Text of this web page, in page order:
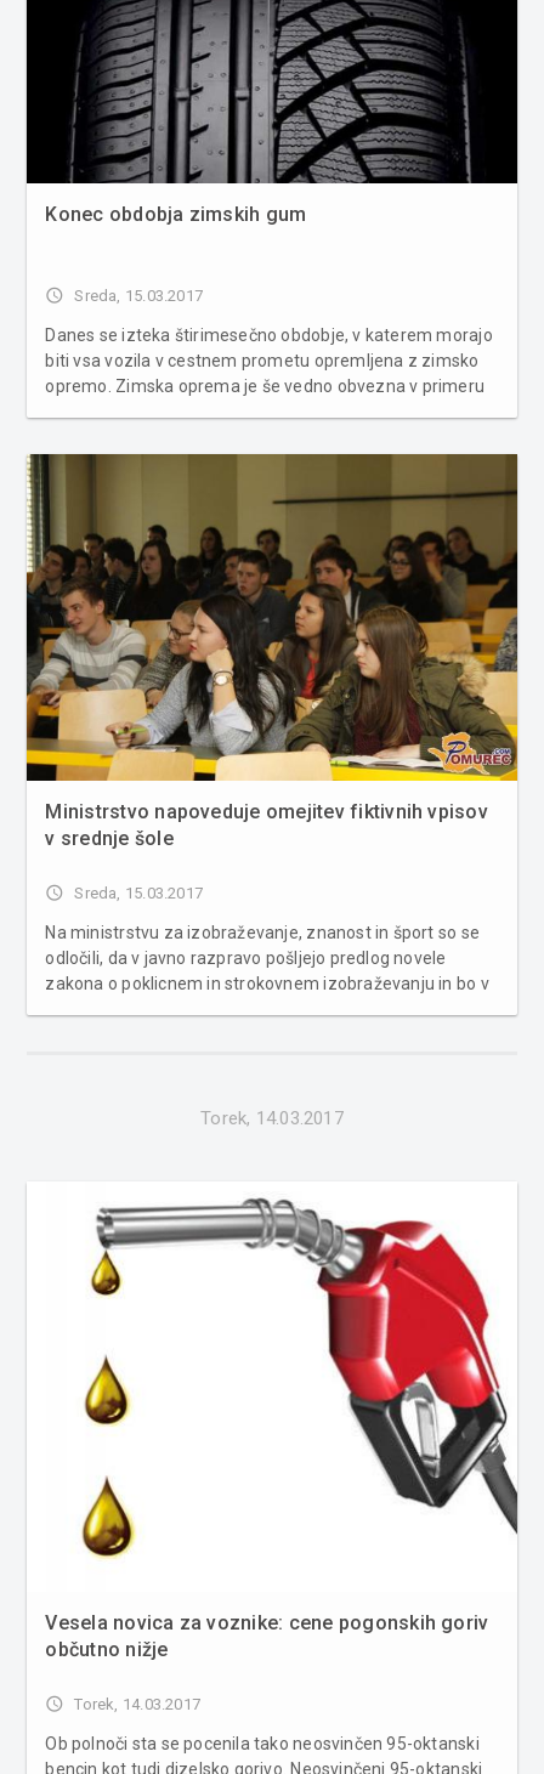
Konec obdobja zimskih gum
access_time Sreda, 15.03.2017
Danes se izteka štirimesečno obdobje, v katerem morajo
biti vsa vozila v cestnem prometu opremljena z zimsko
opremo. Zimska oprema je še vedno obvezna v primeru
Ministrstvo napoveduje omejitev fiktivnih vpisov
v srednje šole
access_time Sreda, 15.03.2017
Na ministrstvu za izobraževanje, znanost in šport so se
odločili, da v javno razpravo pošljejo predlog novele
zakona o poklicnem in strokovnem izobraževanju in bo v
Torek, 14.03.2017
Vesela novica za voznike: cene pogonskih goriv
občutno nižje
access_time Torek, 14.03.2017
Ob polnoči sta se pocenila tako neosvinčen 95-oktanski
bencin kot tudi dizelsko gorivo. Neosvinčeni 95-oktanski